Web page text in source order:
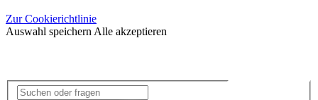
Zur Cookierichtlinie
Auswahl speichern Alle akzeptieren